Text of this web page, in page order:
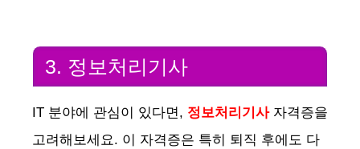
V
i
3. 정보처리기사
IT 분야에 관심이 있다면, 정보처리기사자격증을
고려해보세요. 이 자격증은 특히 퇴직 후에도 다